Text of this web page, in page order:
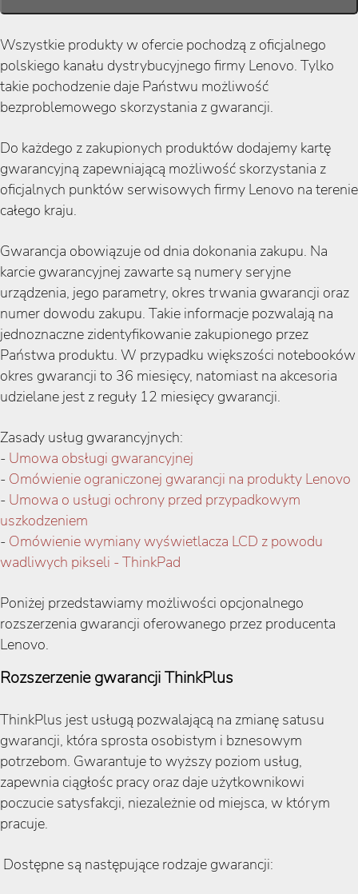
Wszystkie produkty w ofercie pochodzą z oficjalnego
polskiego kanału dystrybucyjnego firmy Lenovo. Tylko
takie pochodzenie daje Państwu możliwość
bezproblemowego skorzystania z gwarancji.
Do każdego z zakupionych produktów dodajemy kartę
gwarancyjną zapewniającą możliwość skorzystania z
oficjalnych punktów serwisowych firmy Lenovo na terenie
całego kraju.
Gwarancja obowiązuje od dnia dokonania zakupu. Na
karcie gwarancyjnej zawarte są numery seryjne
urządzenia, jego parametry, okres trwania gwarancji oraz
numer dowodu zakupu. Takie informacje pozwalają na
jednoznaczne zidentyfikowanie zakupionego przez
Państwa produktu. W przypadku większości notebooków
okres gwarancji to 36 miesięcy, natomiast na akcesoria
udzielane jest z reguły 12 miesięcy gwarancji.
Zasady usług gwarancyjnych:
- Umowa obsługi gwarancyjnej
- Omówienie ograniczonej gwarancji na produkty Lenovo
- Umowa o usługi ochrony przed przypadkowym
uszkodzeniem
- Omówienie wymiany wyświetlacza LCD z powodu
wadliwych pikseli - ThinkPad
Poniżej przedstawiamy możliwości opcjonalnego
rozszerzenia gwarancji oferowanego przez producenta
Lenovo.
Rozszerzenie gwarancji ThinkPlus
ThinkPlus jest usługą pozwalającą na zmianę satusu
gwarancji, która sprosta osobistym i bznesowym
potrzebom. Gwarantuje to wyższy poziom usług,
zapewnia ciągłośc pracy oraz daje użytkownikowi
poczucie satysfakcji, niezależnie od miejsca, w którym
pracuje.
Dostępne są następujące rodzaje gwarancji: